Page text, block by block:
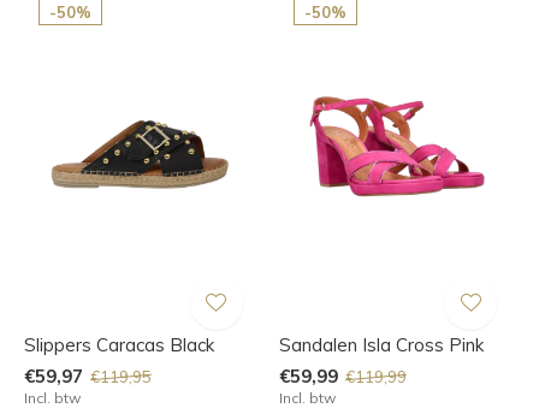
-50%
Slippers Caracas Black
€59,97 €119,95
Incl. btw
-50%
Sandalen Isla Cross Pink
€59,99 €119,99
Incl. btw